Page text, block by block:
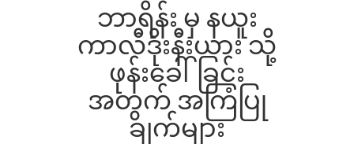
ဘာရိန်း မှ နယူး
ကာလီဒိုးနီးယား သို့
ဖုန်းခေါ်ခြင်း
အတွက် အကြံပြု
ချက်များ